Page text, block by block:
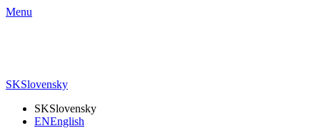
Menu
SKSlovensky
SKSlovensky
ENEnglish